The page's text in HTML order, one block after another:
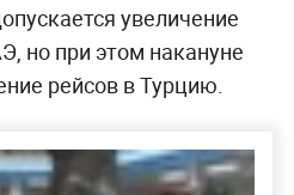
увеличение
но при этом накануне
рейсов в Турцию.